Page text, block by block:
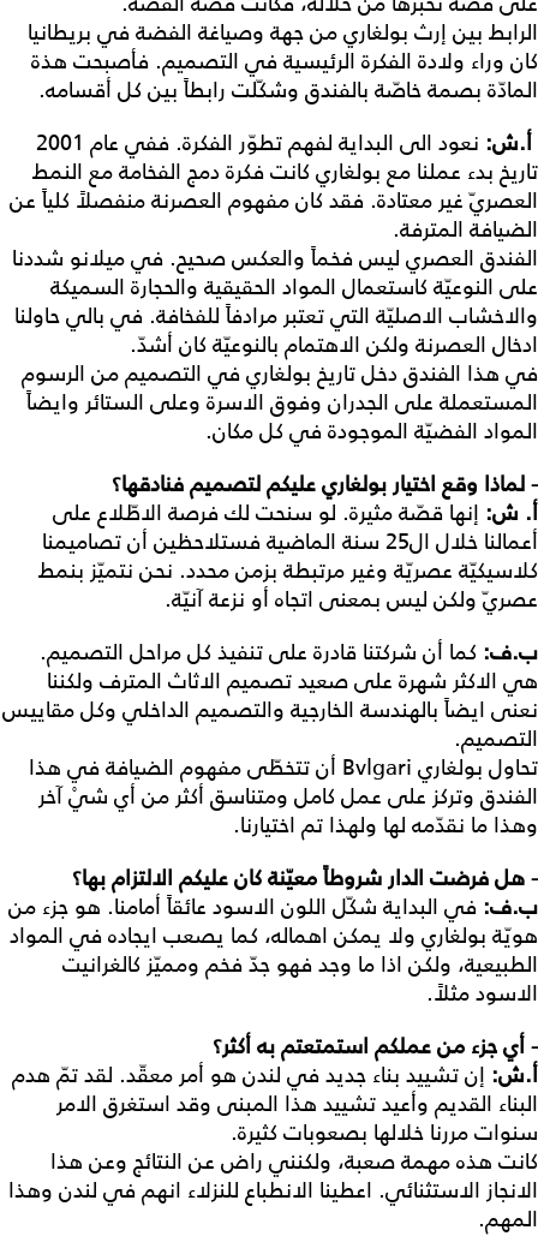
الرابط بين إرث بولغاري من جهة وصياغة الفضة في بريطانيا
كان وراء ولادة الفكرة الرئيسية في التصميم. فأصبحت هذة
المادّة بصمة خاصّة بالفندق وشكّلت رابطاً بين كل أقسامه.
أ.ش:
نعود الى البداية لفهم تطوّر الفكرة. ففي عام 2001
تاريخ بدء عملنا مع بولغاري كانت فكرة دمج الفخامة مع النمط
العصريّ غير معتادة. فقد كان مفهوم العصرنة منفصلاً كلياً عن
الضيافة المترفة.
الفندق العصري ليس فخماً والعكس صحيح. في ميلانو شددنا
على النوعيّة كاستعمال المواد الحقيقية والحجارة السميكة
والاخشاب الاصليّة التي تعتبر مرادفاً للفخافة. في بالي حاولنا
ادخال العصرنة ولكن الاهتمام بالنوعيّة كان أشدّ.
في هذا الفندق دخل تاريخ بولغاري في التصميم من الرسوم
المستعملة على الجدران وفوق الاسرة وعلى الستائر وايضاً
المواد الفضيّة الموجودة في كل مكان.
- لماذا وقع اختيار بولغاري عليكم لتصميم فنادقها؟
أ. ش: إنها قصّة مثيرة. لو سنحت لك فرصة الاطّلاع على
أعمالنا خلال ال25 سنة الماضية فستلاحظين أن تصاميمنا
كلاسيكيّة عصريّة وغير مرتبطة بزمن محدد. نحن نتميّز بنمط
عصريّ ولكن ليس بمعنى اتجاه أو نزعة آنيّة.
ب.ف: كما أن شركتنا قادرة على تنفيذ كل مراحل التصميم.
هي الاكثر شهرة على صعيد تصميم الاثاث المترف ولكننا
نعنى ايضاً بالهندسة الخارجية والتصميم الداخلي وكل مقاييس
التصميم.
تحاول بولغاري Bvlgari أن تتخطّى مفهوم الضيافة في هذا
الفندق وتركز على عمل كامل ومتناسق أكثر من أي شيْ آخر
وهذا ما نقدّمه لها ولهذا تم اختيارنا.
- هل فرضت الدار شروطاً معيّنة كان عليكم الالتزام بها؟
ب.ف: في البداية شكّل اللون الاسود عائقاً أمامنا. هو جزء من
هويّة بولغاري ولا يمكن اهماله، كما يصعب ايجاده في المواد
الطبيعية، ولكن اذا ما وجد فهو جدّ فخم ومميّز كالغرانيت
الاسود مثلاً.
- أي جزء من عملكم استمتعتم به أكثر؟
أ.ش: إن تشييد بناء جديد في لندن هو أمر معقّد. لقد تمّ هدم
البناء القديم وأعيد تشييد هذا المبنى وقد استغرق الامر
سنوات مررنا خلالها بصعوبات كثيرة.
كانت هذه مهمة صعبة، ولكنني راض عن النتائج وعن هذا
الانجاز الاستثنائي. اعطينا الانطباع للنزلاء انهم في لندن وهذا
المهم.